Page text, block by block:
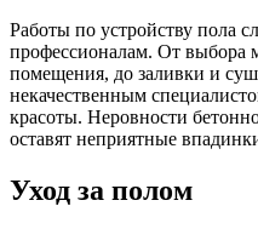
Работы по устройству пола
профессионалам. От выбора
помещения, до заливки и
некачественным
красоты. Неровности
оставят неприятные
Уход за полом